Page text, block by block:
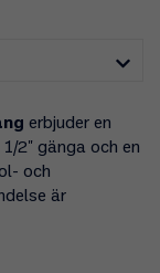
erbjuder en
2" gänga och en
och
är